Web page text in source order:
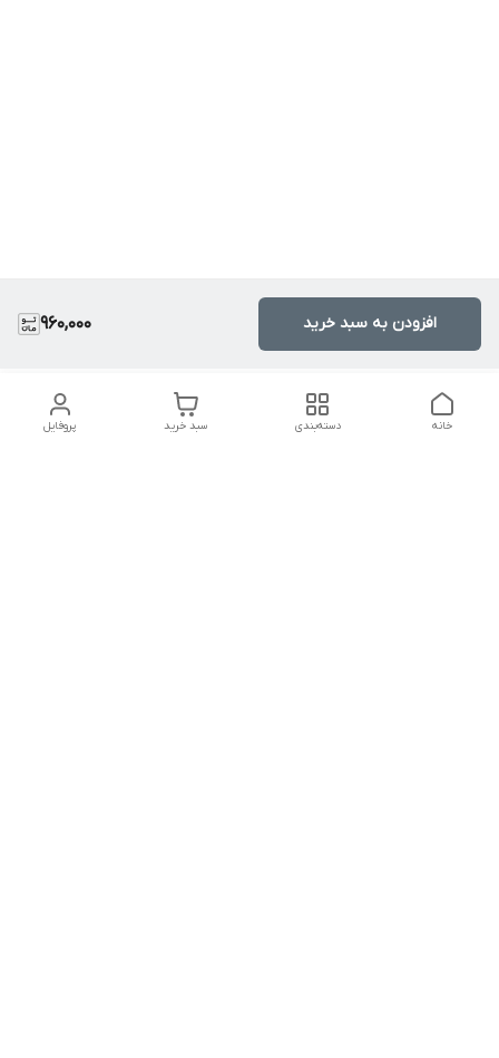
960,000 افزودن به سبد خرید
پروفایل سبد خرید دسته‌بندی خانه